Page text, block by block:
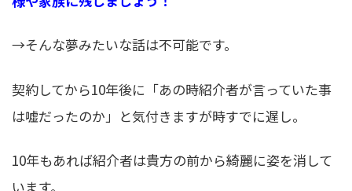
→そんな夢みたいな話は不可能です。
契約してから10年後に「あの時紹介者が言っていた事
は嘘だったのか」と気付きますが時すでに遅し。
10年もあれば紹介者は貴方の前から綺麗に姿を消して
います。